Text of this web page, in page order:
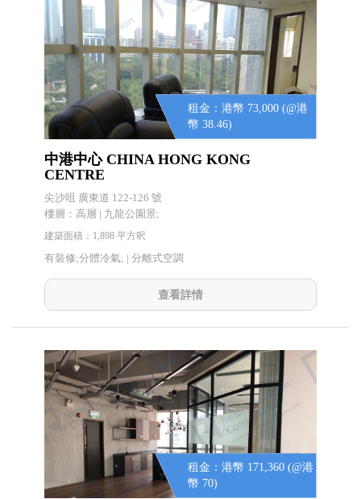
租金：港幣 73,000 (@港
幣 38.46)
中港中心 CHINA HONG KONG
CENTRE
尖沙咀 廣東道 122-126 號
樓層：高層 | 九龍公園景;
建築面積：1,898 平方呎
有裝修;分體冷氣; | 分離式空調
查看詳情
租金：港幣 171,360 (@港
幣 70)